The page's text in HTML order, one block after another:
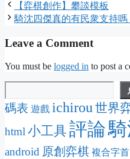
【弈棋創作】攀談模板
騎沈四傑真的有民衆支持嗎
Leave a Comment
You must be logged in to post a
碼表 遊戲 ichirou 世界
html 小工具 評論
android 原創弈棋 複合字首